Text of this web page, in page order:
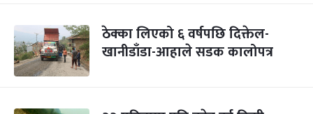
ठेक्का लिएको ६ वर्षपछि दिक्तेल-
खानीडाँडा-आहाले सडक कालोपत्र